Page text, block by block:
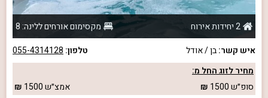
2 יחידות אירוח
מקסימום אורחים ללינה: 8
איש קשר:בן / אודל טלפון: 055-4314128
מחיר לזוג החל מ:
סופ״ש1500 אמצ״ש1500